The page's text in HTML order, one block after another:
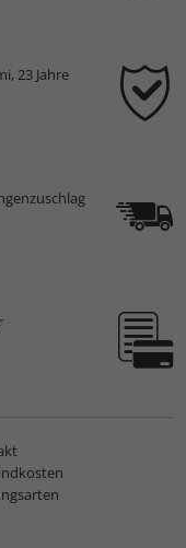
23 Jahre